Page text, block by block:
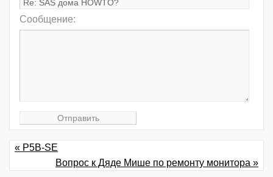
Сообщение:
« P5B-SE
Вопрос к Дяде Мише по ремонту монитора »